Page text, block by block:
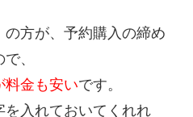
の方が、予約購入の締め
、
料金も安いです。
入れておいてくれれ